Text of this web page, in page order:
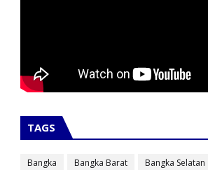
TAGS
Bangka Bangka Barat
Bangka Selatan